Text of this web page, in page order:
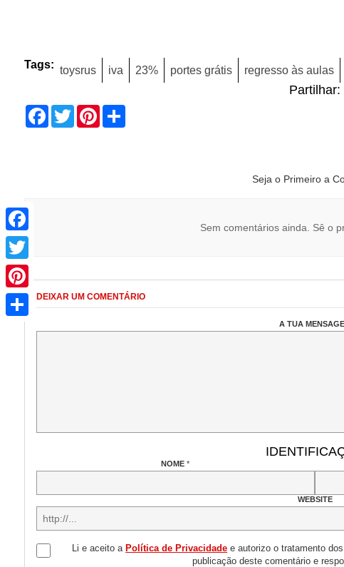
Tags: toysrus iva 23% portes grátis regresso às aulas
Partilhar:
Facebook
TwitterPinterest
Share
Seja o Primeiro a
Sem comentários ainda. Sê o
DEIXAR UM COMENTÁRIO
A TUA
NOME*
WEBSITE
Li e aceito aPolítica de Privacidade e autorizo o tratamento
publicação deste comentário e
Share